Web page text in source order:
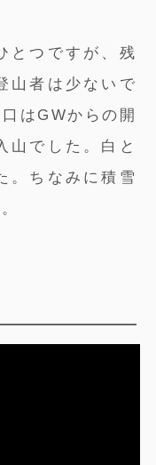
とつですが、残
山者は少ないで
はGWからの開
山でした。白と
。ちなみに積雪